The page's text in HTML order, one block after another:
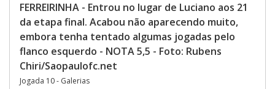
FERREIRINHA - Entrou no lugar de Luciano aos 21
da etapa final. Acabou não aparecendo muito,
embora tenha tentado algumas jogadas pelo
flanco esquerdo - NOTA 5,5 - Foto: Rubens
Chiri/Saopaulofc.net
Jogada 10 - Galerias